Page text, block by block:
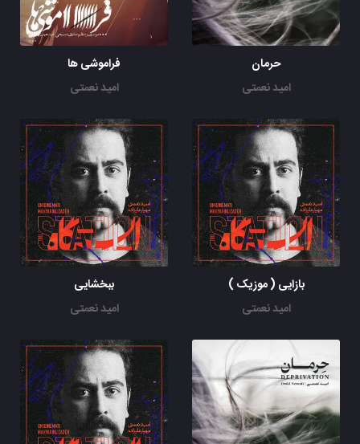
حرمان
امید نعمتی
فراموشی ها
امید نعمتی
بازایی ( موزیک )
امید نعمتی
ببخشایی
امید نعمتی